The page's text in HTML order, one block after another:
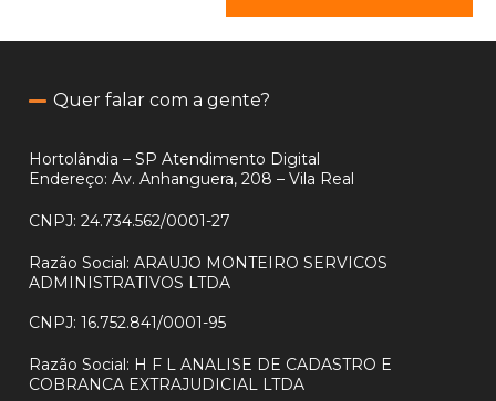
Quer falar com a gente?
Hortolândia – SP Atendimento Digital
Endereço: Av. Anhanguera, 208 – Vila Real
CNPJ: 24.734.562/0001-27
Razão Social: ARAUJO MONTEIRO SERVICOS
ADMINISTRATIVOS LTDA
CNPJ: 16.752.841/0001-95
Razão Social: H F L ANALISE DE CADASTRO E
COBRANCA EXTRAJUDICIAL LTDA